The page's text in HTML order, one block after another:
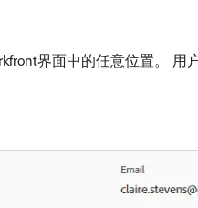
界面中的任意位置。 用